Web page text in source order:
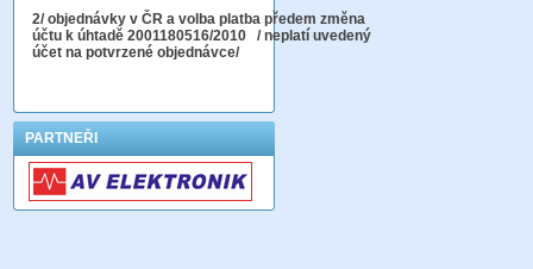
2/ objednávky v ČR a volba platba předem změna
účtu k úhtadě 2001180516/2010 / neplatí uvedený
účet na potvrzené objednávce/
PARTNEŘI